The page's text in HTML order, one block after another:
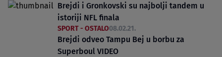
Brejdi i Gronkovski su najbolji tandem u
istoriji NFL finala
SPORT - OSTALO08.02.21.
Brejdi odveo Tampu Bej u borbu za
Superboul VIDEO